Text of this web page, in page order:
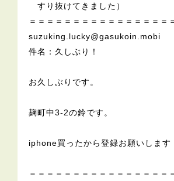
すり抜けてきました）
＝＝＝＝＝＝＝＝＝＝＝＝＝＝＝＝
suzuking.lucky@gasukoin.mobi
件名：久しぶり！
お久しぶりです。
麹町中3-2の鈴です。
iphone買ったから登録お願いします
＝＝＝＝＝＝＝＝＝＝＝＝＝＝＝＝